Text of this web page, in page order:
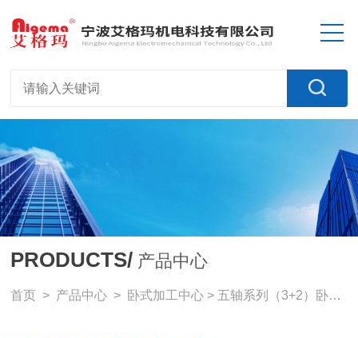
PRODUCTS/ 产品中心
首页 > 产品中心 > 卧式加工中心 > 五轴系列（3+2）卧加